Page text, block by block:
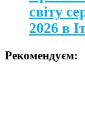
світу
2026 в
Рекомендуєм: